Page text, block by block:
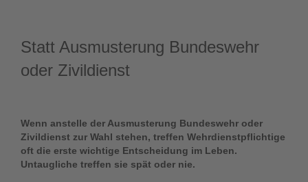
Statt Ausmusterung Bundeswehr
oder Zivildienst
Wenn anstelle der Ausmusterung Bundeswehr oder
Zivildienst zur Wahl stehen, treffen Wehrdienstpflichtige
oft die erste wichtige Entscheidung im Leben.
Untaugliche treffen sie spät oder nie.